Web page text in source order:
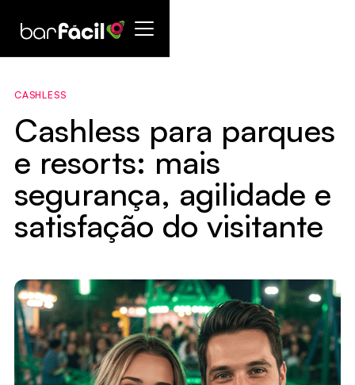
CASHLESS
Cashless para parques
e resorts: mais
segurança, agilidade e
satisfação do visitante